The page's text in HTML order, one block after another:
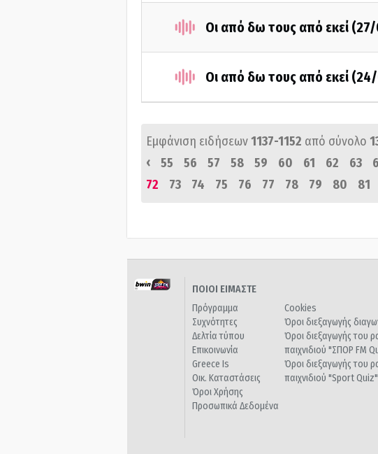
Οι από δω τους από εκεί
Οι από δω τους από εκεί
Εμφάνιση ειδήσεων1137-1152 από σύνολο
‹
55 56 57 58 59 60 61 62 63
72
73 74 75 76 77 78 79 80 81
ΠΟΙΟΙ ΕΙΜΑΣΤΕ
Πρόγραμμα
Συχνότητες
Δελτία τύπου
Επικοινωνία
Greece Is
Οικ. Καταστάσεις
Όροι Χρήσης
Προσωπικά Δεδομένα
Cookies
Όροι διεξαγωγής
Όροι διεξαγωγής του
παιχνιδιού "ΣΠΟΡ FM
Όροι διεξαγωγής του
παιχνιδιού "Sport Quiz"